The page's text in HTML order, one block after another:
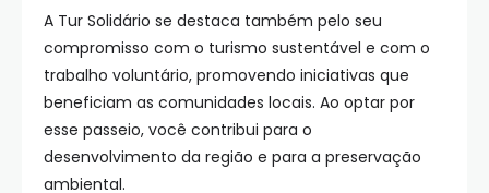
A Tur Solidário se destaca também pelo seu
compromisso com o turismo sustentável e com o
trabalho voluntário, promovendo iniciativas que
beneficiam as comunidades locais. Ao optar por
esse passeio, você contribui para o
desenvolvimento da região e para a preservação
ambiental.